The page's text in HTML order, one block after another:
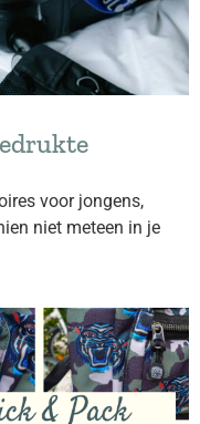
voor jongens,
niet meteen in je